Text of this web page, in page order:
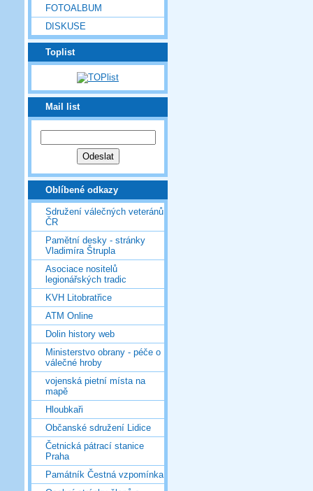
FOTOALBUM
DISKUSE
Toplist
Mail list
Oblíbené odkazy
Sdružení válečných veteránů
ČR
Pamětní desky - stránky
Vladimíra Štrupla
Asociace nositelů
legionářských tradic
KVH Litobratřice
ATM Online
Dolin history web
Ministerstvo obrany - péče o
válečné hroby
vojenská pietní místa na
mapě
Hloubkaři
Občanské sdružení Lidice
Četnická pátrací stanice
Praha
Památník Čestná vzpomínka